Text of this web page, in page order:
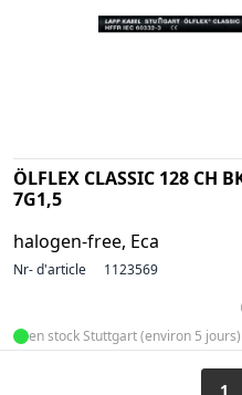
ÖLFLEX CLASSIC 128 CH
7G1,5
halogen-free, Eca
Nr- d'article 1123569
en stock Stuttgart (environ 5 jours)
1